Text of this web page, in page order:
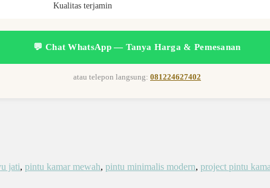
Kualitas terjamin
💬 Chat WhatsApp — Tanya Harga & Pemesanan
atau telepon langsung: 081224627402
jati, pintu kamar mewah, pintu minimalis modern, project pintu